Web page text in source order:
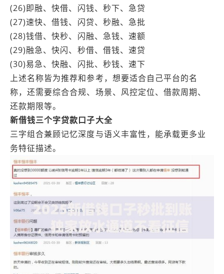
(26)即融、快借、闪钱、秒下、急贷
(27)速快、借钱、闪贷、秒融、急批
(28)钱借、快秒、闪融、急钱、速额
(29)融急、快闪、秒借、借钱、速贷
(30)易急、快融、闪批、秒钱、速下
上述名称皆为推荐和参考，想要适合自己平台的名
称，还需要综合合规、场景、风控定位、借款周期、
还款期限等。
新借钱三个字贷款口子大全
三字组合兼顾记忆深度与语义丰富性，能承载更多业
务特征描述。